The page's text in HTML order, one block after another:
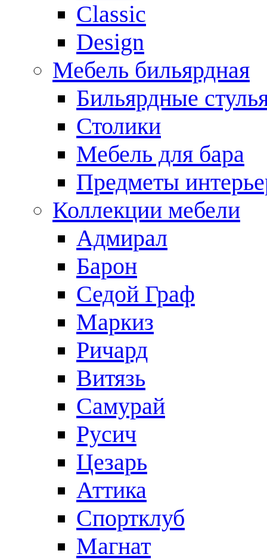
Сlassic
Design
Мебель бильярдная
Бильярдные
Столики
Мебель для бара
Предметы
Коллекции мебели
Адмирал
Барон
Седой Граф
Маркиз
Ричард
Витязь
Самурай
Русич
Цезарь
Аттика
Спортклуб
Магнат